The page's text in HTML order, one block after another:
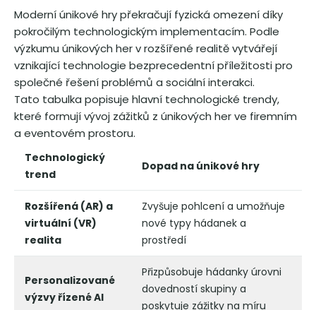
Moderní únikové hry překračují fyzická omezení díky
pokročilým technologickým implementacím. Podle
výzkumu únikových her v rozšířené realitě vytvářejí
vznikající technologie bezprecedentní příležitosti pro
společné řešení problémů a sociální interakci.
Tato tabulka popisuje hlavní technologické trendy,
které formují vývoj zážitků z únikových her ve firemním
a eventovém prostoru.
Technologický
trend
Dopad na únikové hry
Rozšířená (AR) a
virtuální (VR)
realita
Zvyšuje pohlcení a umožňuje
nové typy hádanek a
prostředí
Personalizované
výzvy řízené AI
Přizpůsobuje hádanky úrovni
dovedností skupiny a
poskytuje zážitky na míru